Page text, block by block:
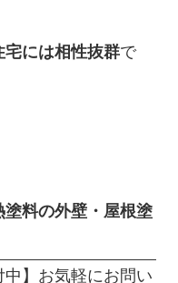
には相性抜群で
塗料の外壁・屋根塗
】お気軽にお問い